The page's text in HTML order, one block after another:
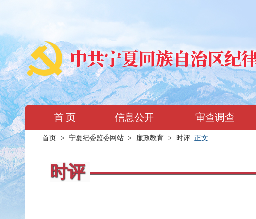
首 页 信息公开 审查调查
首页 > 宁夏纪委监委网站 > 廉政教育 > 时评 正文
时评